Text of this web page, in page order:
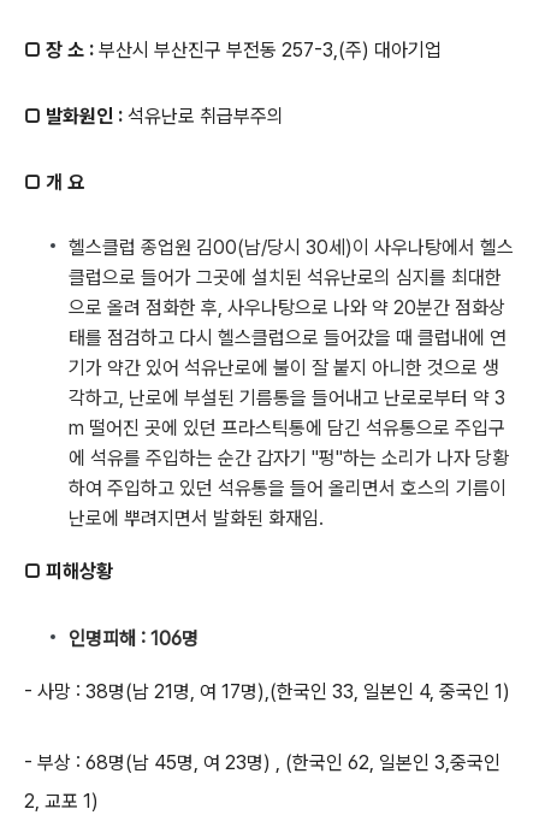
□ 장 소 : 부산시 부산진구 부전동 257-3,(주) 대아기업
□ 발화원인 : 석유난로 취급부주의
□ 개 요
헬스클럽 종업원 김00(남/당시 30세)이 사우나탕에서 헬스
클럽으로 들어가 그곳에 설치된 석유난로의 심지를 최대한
으로 올려 점화한 후, 사우나탕으로 나와 약 20분간 점화상
태를 점검하고 다시 헬스클럽으로 들어갔을 때 클럽내에 연
기가 약간 있어 석유난로에 불이 잘 붙지 아니한 것으로 생
각하고, 난로에 부설된 기름통을 들어내고 난로로부터 약 3
m 떨어진 곳에 있던 프라스틱통에 담긴 석유통으로 주입구
에 석유를 주입하는 순간 갑자기 "펑"하는 소리가 나자 당황
하여 주입하고 있던 석유통을 들어 올리면서 호스의 기름이
난로에 뿌려지면서 발화된 화재임.
□ 피해상황
인명피해 : 106명
- 사망 : 38명(남 21명, 여 17명),(한국인 33, 일본인 4, 중국인 1)
- 부상 : 68명(남 45명, 여 23명) , (한국인 62, 일본인 3,중국인
2, 교포 1)